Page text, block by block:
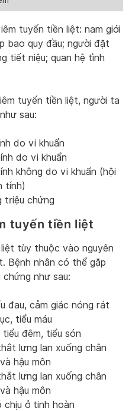
tuyến tiền liệt: nam giới
bao quy đầu; người đặt
tiết niệu; quan hệ tình
tuyến tiền liệt, người ta
sau:
do vi khuẩn
do vi khuẩn
không do vi khuẩn (hội
tính)
triệu chứng
tuyến tiền liệt
tùy thuộc vào nguyên
Bệnh nhân có thể gặp
như sau:
đau, cảm giác nóng rát
tiểu máu
đêm, tiểu són
lưng lan xuống chân
hậu môn
lưng lan xuống chân
hậu môn
chịu ở tinh hoàn